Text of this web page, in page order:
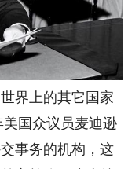
界上的其它国家
美国众议员麦迪逊
事务的机构，这